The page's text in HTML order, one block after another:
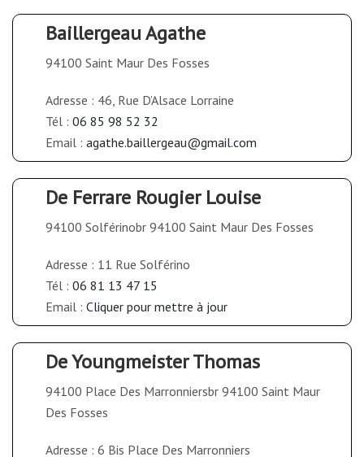
Baillergeau Agathe
94100 Saint Maur Des Fosses
Adresse : 46, Rue D’Alsace Lorraine
Tél : 06 85 98 52 32
Email : agathe.baillergeau@gmail.com
De Ferrare Rougier Louise
94100 Solférinobr 94100 Saint Maur Des Fosses
Adresse : 11 Rue Solférino
Tél : 06 81 13 47 15
Email : Cliquer pour mettre à jour
De Youngmeister Thomas
94100 Place Des Marronniersbr 94100 Saint Maur
Des Fosses
Adresse : 6 Bis Place Des Marronniers